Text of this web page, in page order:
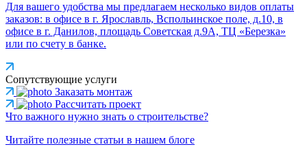
Для вашего удобства мы предлагаем несколько видов оплаты
заказов: в офисе в г. Ярославль, Вспольинское поле, д.10, в
офисе в г. Данилов, площадь Советская д.9А, ТЦ «Березка»
или по счету в банке.
Сопутствующие услуги
Заказать монтаж
Рассчитать проект
Что важного нужно знать о строительстве?
Читайте полезные статьи в нашем блоге